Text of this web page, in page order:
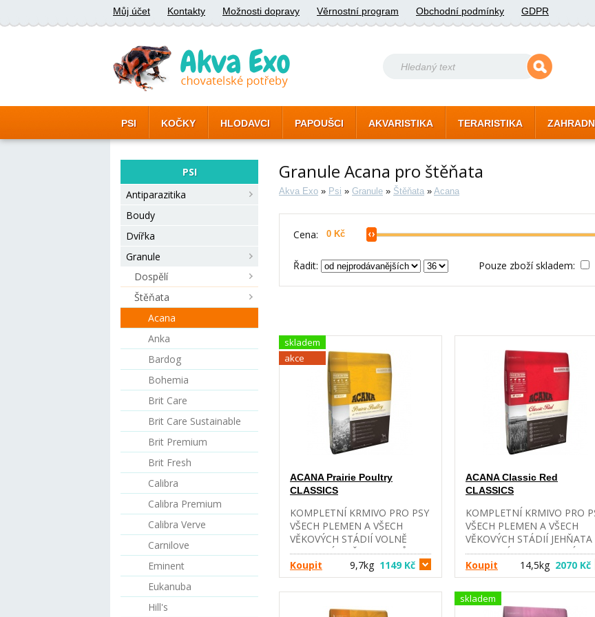
Můj účet Kontakty Možnosti dopravy Věrnostní program Obchodní podmínky GDPR
PSI KOČKY HLODAVCI PAPOUŠCI AKVARISTIKA TERARISTIKA
PSI
Antiparazitika
Boudy
Dvířka
Granule
Dospělí
Štěňata
Acana
Anka
Bardog
Bohemia
Brit Care
Brit Care Sustainable
Brit Premium
Brit Fresh
Calibra
Calibra Premium
Calibra Verve
Carnilove
Eminent
Eukanuba
Hill's
Granule Acana pro štěňata
Akva Exo » Psi » Granule » Štěňata » Acana
Cena:
Řadit: Pouze zboží skladem:
skladem
akce
ACANA Prairie Poultry
CLASSICS
KOMPLETNÍ KRMIVO PRO PSY
VŠECH PLEMEN A VŠECH
VĚKOVÝCH STÁDIÍ VOLNĚ
CHOVANÁ KUŘATA A KRŮTY,
CELÁ VEJCE Z HNÍZDNÍCH
CHOVŮ ACANA PRAIRIE
POULTRY OBSAHUJE VOLNĚ
Koupit 9,7kg 1149 Kč
ACANA Classic Red
CLASSICS
KOMPLETNÍ KRMIVO PRO
VŠECH PLEMEN A VŠECH
VĚKOVÝCH STÁDIÍ JEHŇATA
CHOVANÁ NA PASTVINÁCH,
ANGUSKÉ HOVĚZÍ A
YORKSHIRSKÉ VEPŘOVÉ
ACANA CLASSIC RED
OBSAHUJE JEHNĚČÍ Z
Koupit 14,5kg 2070 Kč
skladem